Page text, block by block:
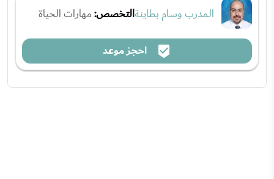
المدرب وسام بطاينةالتخصص:مهارات الحياة
احجز موعد